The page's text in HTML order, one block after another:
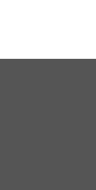
最新版をリリ
最新版をリ